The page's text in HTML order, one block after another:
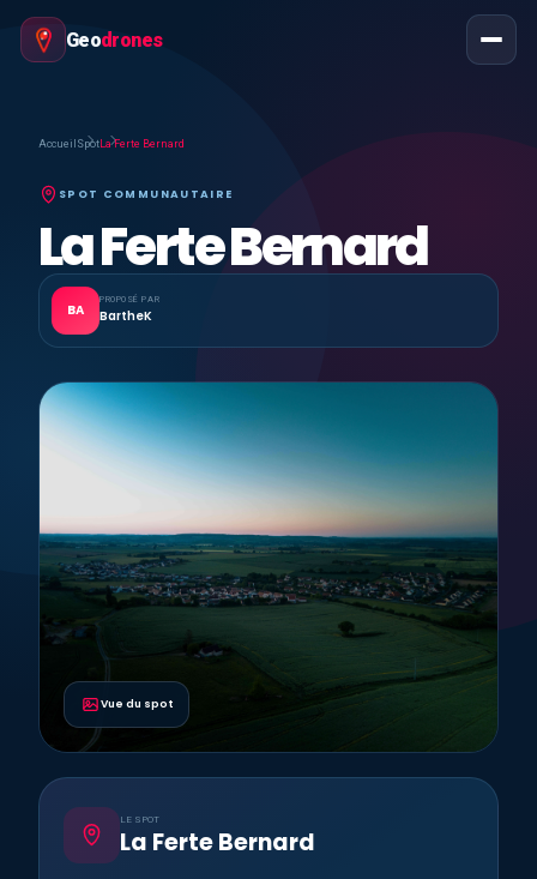
Geodrones
Accueil SpotLa Ferte Bernard
SPOT COMMUNAUTAIRE
La Ferte Bernard
BA
PROPOSÉ PAR
BartheK
Vue du spot
LE SPOT
La Ferte Bernard